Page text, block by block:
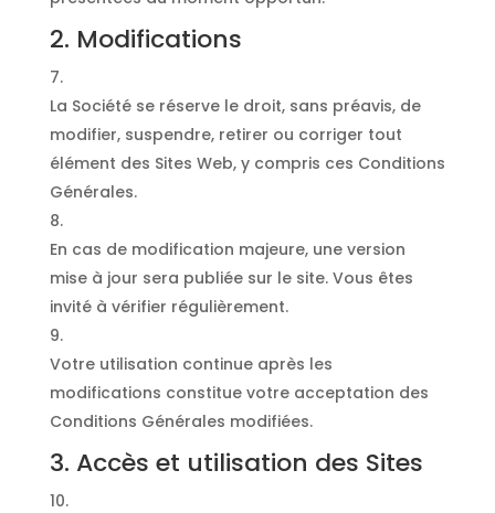
2. Modifications
La Société se réserve le droit, sans préavis, de
modifier, suspendre, retirer ou corriger tout
élément des Sites Web, y compris ces Conditions
Générales.
En cas de modification majeure, une version
mise à jour sera publiée sur le site. Vous êtes
invité à vérifier régulièrement.
Votre utilisation continue après les
modifications constitue votre acceptation des
Conditions Générales modifiées.
3. Accès et utilisation des Sites